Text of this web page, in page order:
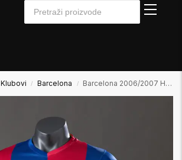
Klubovi / Barcelona / Barcelona 2006/2007 Home Domaći Player Verzija